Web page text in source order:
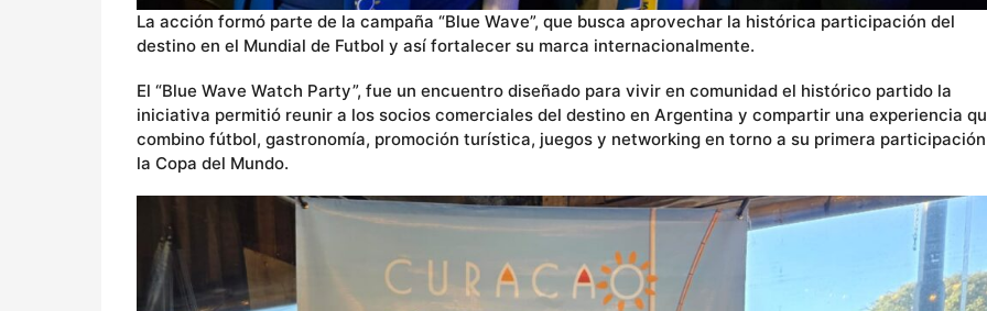
La acción formó parte de la campaña “Blue Wave”, que busca aprovechar la histórica participación del
destino en el Mundial de Futbol y así fortalecer su marca internacionalmente.
El “Blue Wave Watch Party”, fue un encuentro diseñado para vivir en comunidad el histórico partido la
iniciativa permitió reunir a los socios comerciales del destino en Argentina y compartir una experiencia
combino fútbol, gastronomía, promoción turística, juegos y networking en torno a su primera
la Copa del Mundo.